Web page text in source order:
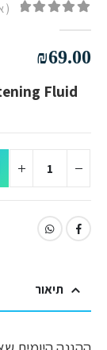
(
₪69.00
Fluid
תיאור